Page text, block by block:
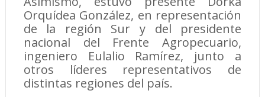
Orquídea González, en representación
de la región Sur y del presidente
nacional del Frente Agropecuario,
ingeniero Eulalio Ramírez, junto a
otros líderes representativos de
distintas regiones del país.